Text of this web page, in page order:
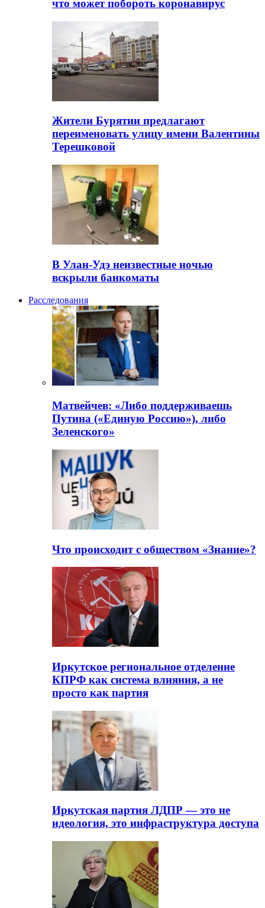
что может побороть коронавирус
Жители Бурятии предлагают
переименовать улицу имени Валентины
Терешковой
В Улан-Удэ неизвестные ночью
вскрыли банкоматы
Расследования
Матвейчев: «Либо поддерживаешь
Путина («Единую Россию»), либо
Зеленского»
Что происходит с обществом «Знание»?
Иркутское региональное отделение
КПРФ как система влияния, а не
просто как партия
Иркутская партия ЛДПР — это не
идеология, это инфраструктура доступа